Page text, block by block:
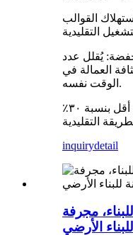
القوالب
يُقلل عدد
ويُقلل كثافة العمالة في
الوقت نفسه.
٥. فائدة اقتصادية عالية: تكلفة أقل بنسبة ٣٠٪
inquirydetail
مجرفة
الأرضي